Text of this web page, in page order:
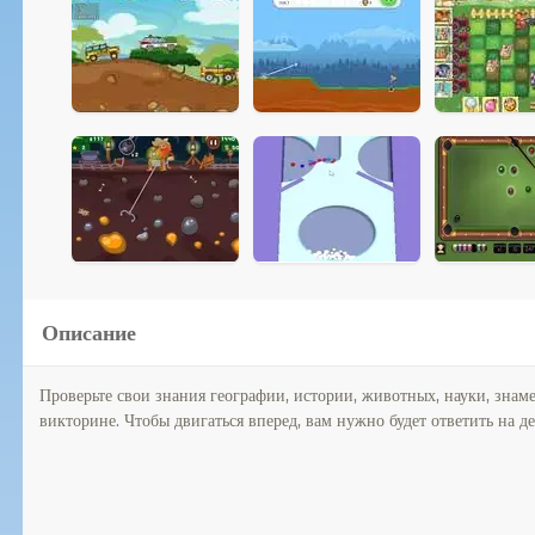
Описание
Проверьте свои знания географии, истории, животных, науки,
викторине. Чтобы двигаться вперед, вам нужно будет ответить на